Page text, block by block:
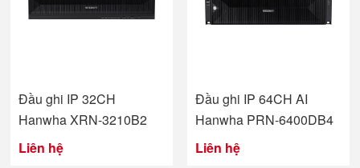
Đầu ghi IP 32CH
Hanwha XRN-3210B2
Liên hệ
Đầu ghi IP 64CH AI
Hanwha PRN-6400DB4
Liên hệ